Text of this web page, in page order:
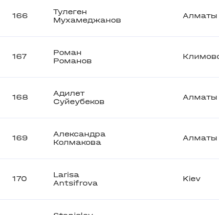
166
Тулеген
Мухамеджанов
Алматы
167
Роман
Романов
168
Адилет
Суйеубеков
Алматы
169
Александра
Колмакова
Алматы
170
Larisa
Antsifrova
Kiev